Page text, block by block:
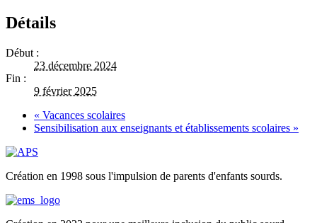
Détails
Début :
23 décembre 2024
Fin :
9 février 2025
« Vacances scolaires
Sensibilisation aux enseignants et établissements scolaires »
Création en 1998 sous l'impulsion de parents d'enfants sourds.